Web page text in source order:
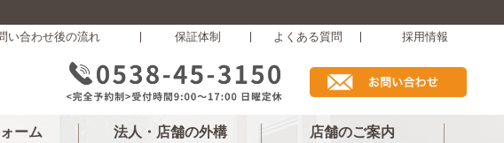
い合わせ後の流れ
保証体制 よくある質問 採用情報
ーム 法人・店舗の外構 店舗のご案内